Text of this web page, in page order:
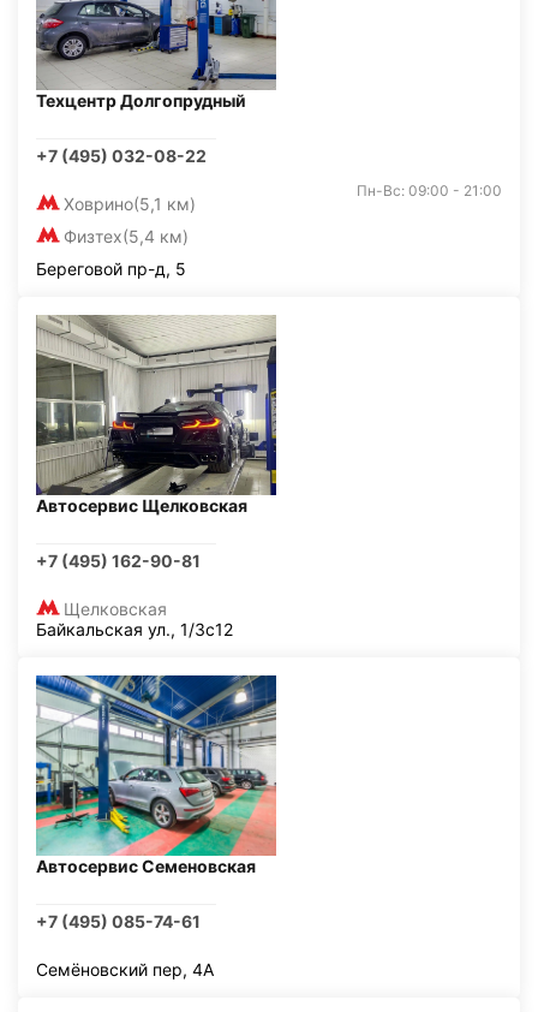
Техцентр Долгопрудный
+7 (495) 032-08-22
Ховрино(5,1 км)
Физтех(5,4 км)
Пн-Вс: 09:00 - 21:00
Береговой пр-д, 5
Автосервис Щелковская
+7 (495) 162-90-81
Щелковская
Байкальская ул., 1/3с12
Автосервис Семеновская
+7 (495) 085-74-61
Семёновский пер, 4А